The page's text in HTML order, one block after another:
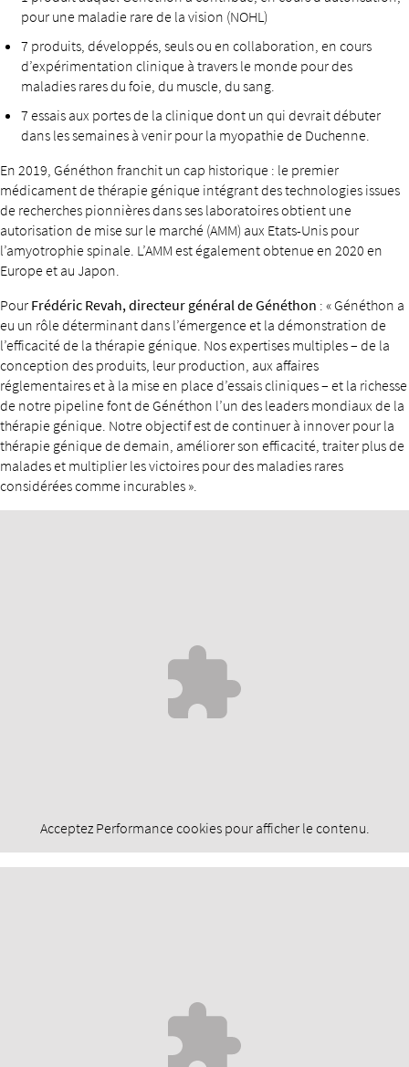
pour une maladie rare de la vision (NOHL)
7 produits, développés, seuls ou en collaboration, en cours
d’expérimentation clinique à travers le monde pour des
maladies rares du foie, du muscle, du sang.
7 essais aux portes de la clinique dont un qui devrait débuter
dans les semaines à venir pour la myopathie de Duchenne.
En 2019, Généthon franchit un cap historique : le premier
médicament de thérapie génique intégrant des technologies issues
de recherches pionnières dans ses laboratoires obtient une
autorisation de mise sur le marché (AMM) aux Etats-Unis pour
l’amyotrophie spinale. L’AMM est également obtenue en 2020 en
Europe et au Japon.
Pour Frédéric Revah, directeur général de Généthon : « Généthon a
eu un rôle déterminant dans l’émergence et la démonstration de
l’efficacité de la thérapie génique. Nos expertises multiples – de la
conception des produits, leur production, aux affaires
réglementaires et à la mise en place d’essais cliniques – et la richesse
de notre pipeline font de Généthon l’un des leaders mondiaux de la
thérapie génique. Notre objectif est de continuer à innover pour la
thérapie génique de demain, améliorer son efficacité, traiter plus de
malades et multiplier les victoires pour des maladies rares
considérées comme incurables ».
Acceptez Performancecookies pour afficher le contenu.